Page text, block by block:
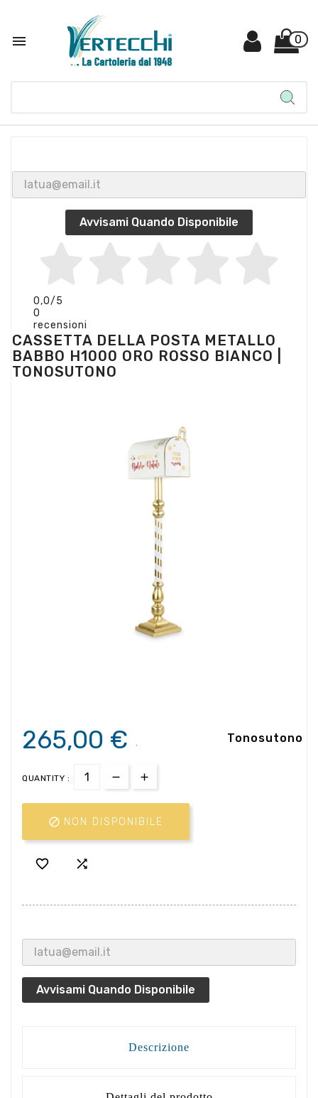
 0
Avvisami Quando Disponibile
0,0/5
0
recensioni
CASSETTA DELLA POSTA METALLO
BABBO H1000 ORO ROSSO BIANCO |
TONOSUTONO
Tonosutono
265,00 € .
QUANTITY :
 NON DISPONIBILE
 
Avvisami Quando Disponibile
Descrizione